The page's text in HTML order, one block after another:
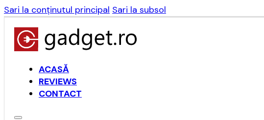
Sari la conținutul principal Sari la subsol
ACASĂ
REVIEWS
CONTACT